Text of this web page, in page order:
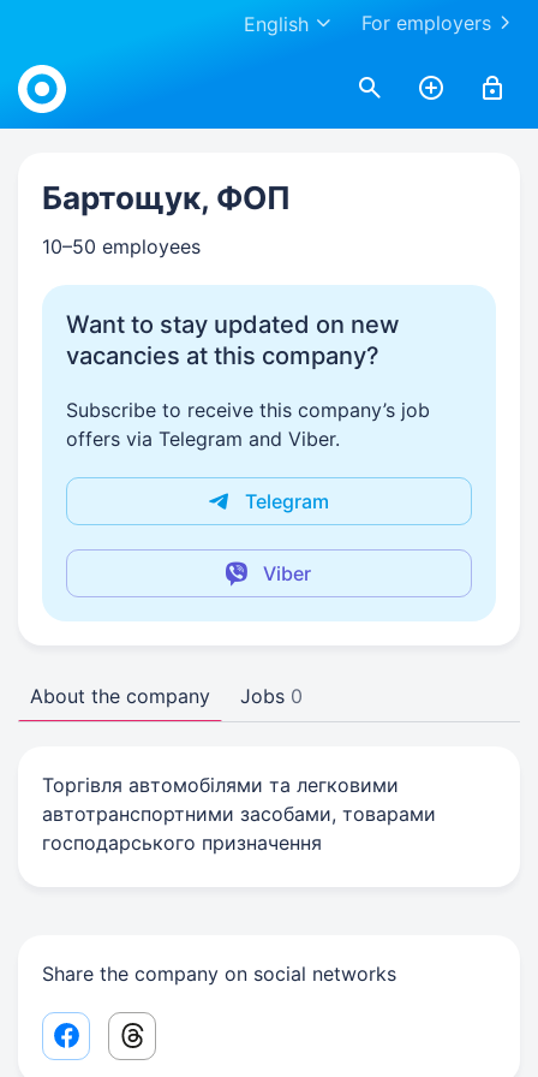
For employers
English
Work.ua
Бартощук, ФОП
10–50 employees
Want to stay updated on new
vacancies at this company?
Subscribe to receive this company’s job
offers via Telegram and Viber.
Telegram
Viber
About the company Jobs 0
Торгівля автомобілями та легковими
автотранспортними засобами, товарами
господарського призначення
Share the company on social networks
Facebook share link
Threads share link